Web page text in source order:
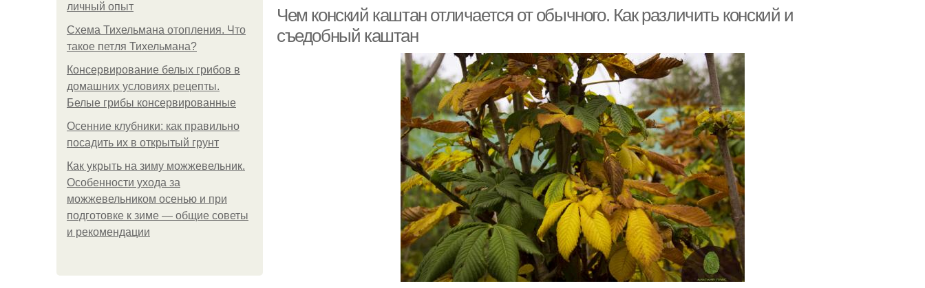
личный опыт
Схема Тихельмана отопления. Что
такое петля Тихельмана?
Консервирование белых грибов в
домашних условиях рецепты.
Белые грибы консервированные
Осенние клубники: как правильно
посадить их в открытый грунт
Как укрыть на зиму можжевельник.
Особенности ухода за
можжевельником осенью и при
подготовке к зиме — общие советы
и рекомендации
Чем конский каштан отличается от обычного. Как различить конский и
съедобный каштан